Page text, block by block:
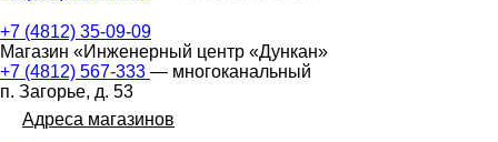
+7 (4812) 35-09-09
Магазин «Инженерный центр «Дункан»
+7 (4812) 567-333 — многоканальный
п. Загорье, д. 53
Адреса магазинов